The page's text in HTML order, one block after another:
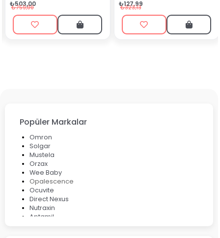
₺503,00
₺759,00 ₺127,99
₺323,13
Popüler Markalar
Omron
Solgar
Mustela
Orzax
Wee Baby
Opalescence
Ocuvite
Direct Nexus
Nutraxin
Aptamil